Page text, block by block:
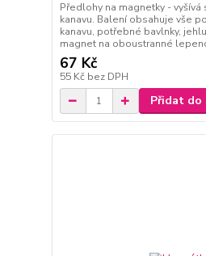
Předlohy na magnetky -
kanavu. Balení obsahuje vše
kanavu, potřebné bavlnky,
magnet na oboustranné
67 Kč
55 Kč bez DPH
Přidat do